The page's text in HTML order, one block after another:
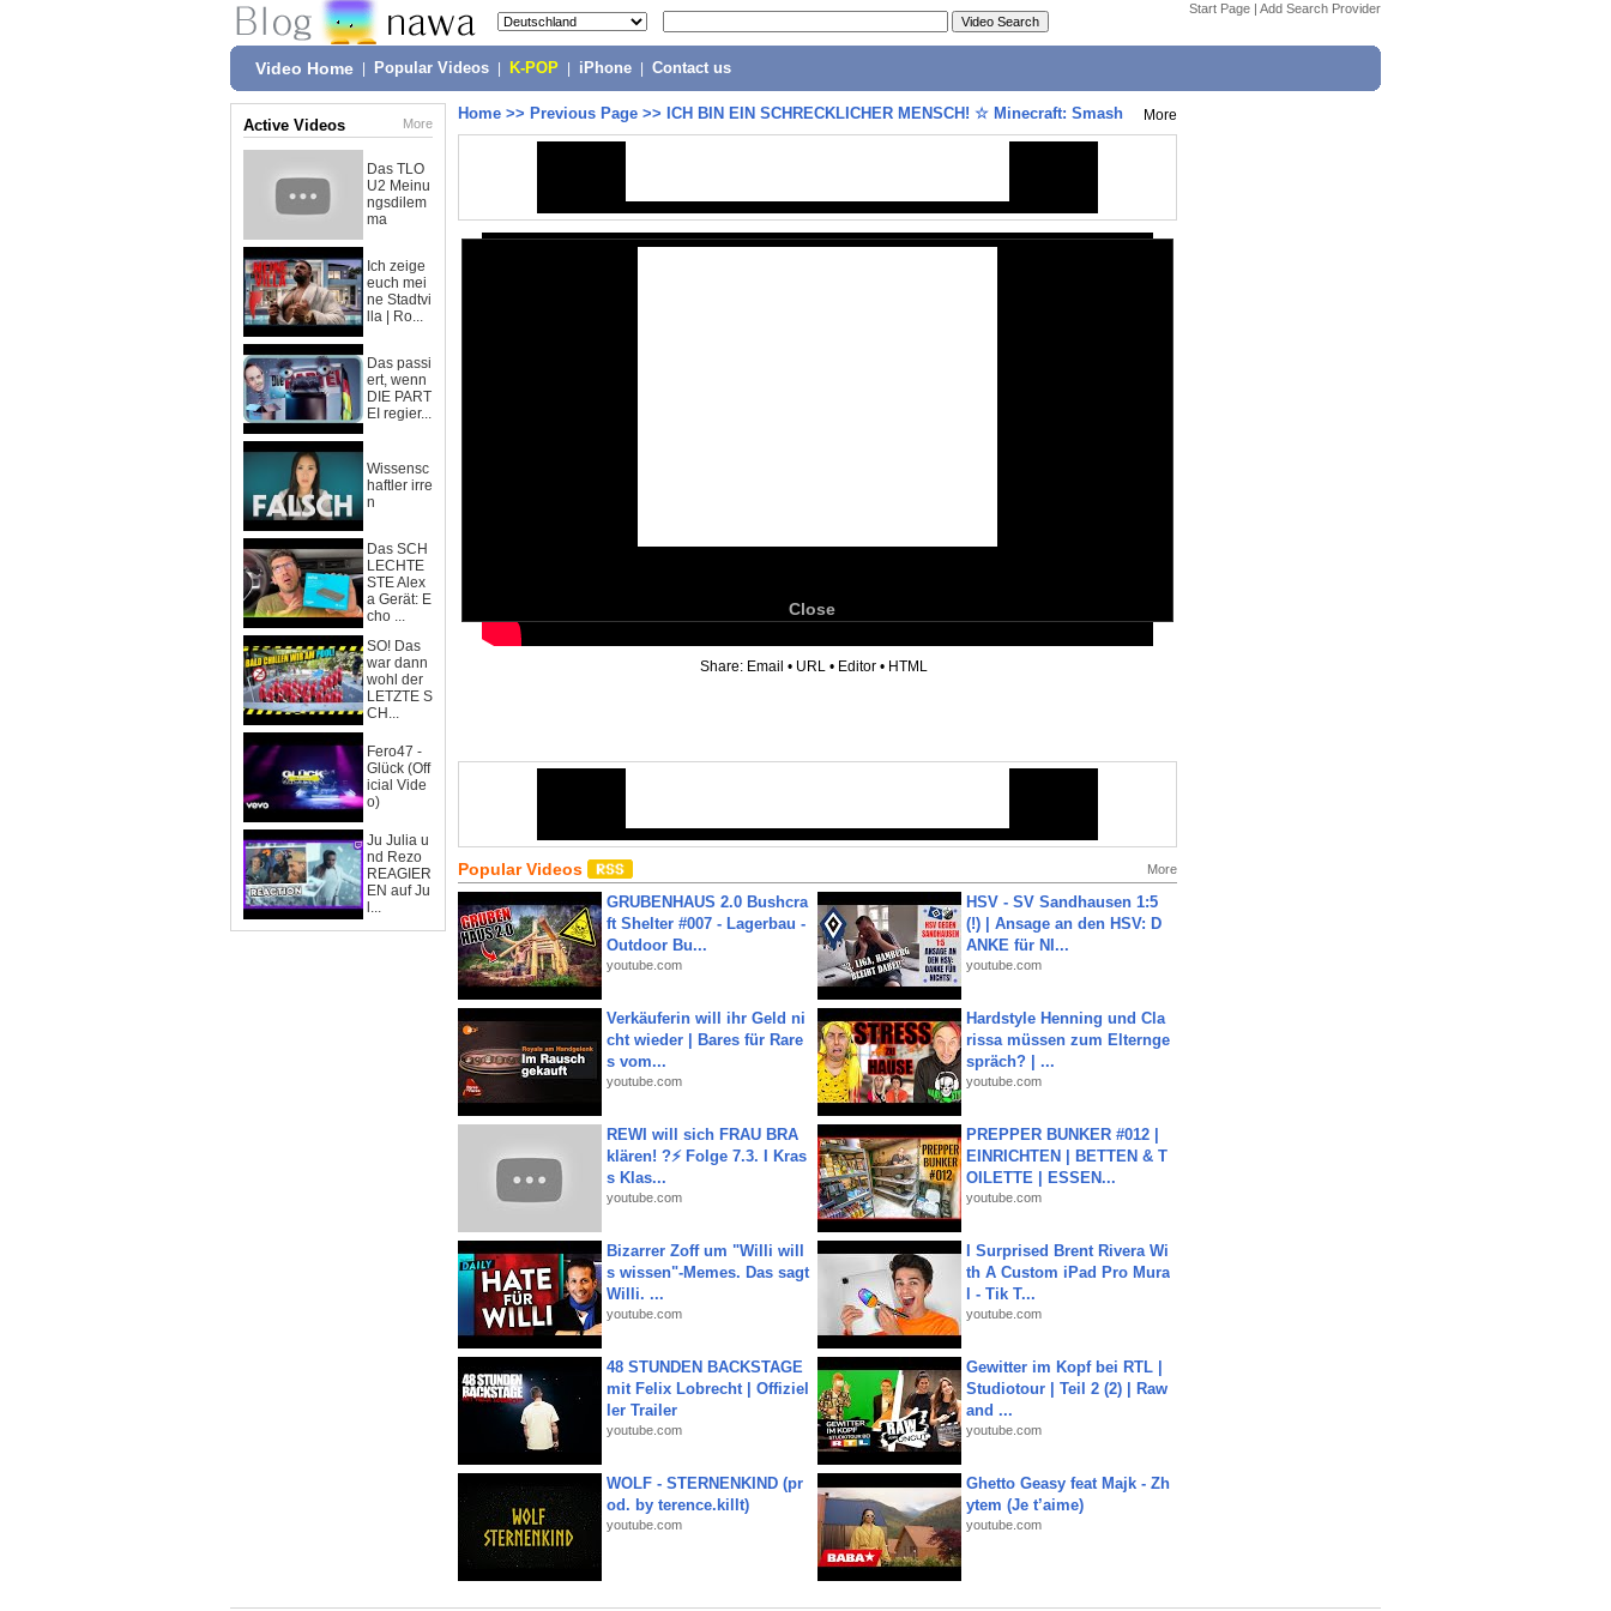
Start Page | Add Search Provider
Video Home Popular Videos K-POP iPhone Contact us
Active Videos More
Das TLO
U2 Meinu
ngsdilem
ma
Ich zeige
euch mei
ne Stadtvi
lla | Ro...
Das passi
ert, wenn
DIE PART
EI regier...
Wissensc
haftler irre
n
Das SCH
LECHTE
STE Alex
a Gerät: E
cho ...
SO! Das
war dann
wohl der
LETZTE S
CH...
Fero47 -
Glück (Off
icial Vide
o)
Ju Julia u
nd Rezo
REAGIER
EN auf Ju
l...
Home >> Previous Page >> ICH BIN EIN SCHRECKLICHER MENSCH! ☆ Minecraft: Smash More
Close
Share: Email • URL • Editor • HTML
Popular Videos More
GRUBENHAUS 2.0 Bushcra
ft Shelter #007 - Lagerbau -
Outdoor Bu...
youtube.com
HSV - SV Sandhausen 1:5
(!) | Ansage an den HSV: D
ANKE für NI...
youtube.com
Verkäuferin will ihr Geld ni
cht wieder | Bares für Rare
s vom...
youtube.com
Hardstyle Henning und Cla
rissa müssen zum Elternge
spräch? | ...
youtube.com
REWI will sich FRAU BRA
klären! ?⚡️ Folge 7.3. I Kras
s Klas...
youtube.com
PREPPER BUNKER #012 |
EINRICHTEN | BETTEN & T
OILETTE | ESSEN...
youtube.com
Bizarrer Zoff um "Willi will
s wissen"-Memes. Das sagt
Willi. ...
youtube.com
I Surprised Brent Rivera Wi
th A Custom iPad Pro Mura
l - Tik T...
youtube.com
48 STUNDEN BACKSTAGE
mit Felix Lobrecht | Offiziel
ler Trailer
youtube.com
Gewitter im Kopf bei RTL |
Studiotour | Teil 2 (2) | Raw
and ...
youtube.com
WOLF - STERNENKIND (pr
od. by terence.killt)
youtube.com
Ghetto Geasy feat Majk - Zh
ytem (Je t’aime)
youtube.com